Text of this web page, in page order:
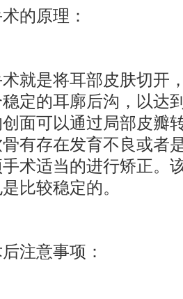
的原理：
是将耳部皮肤切开
定的耳廓后沟，以达
面可以通过局部皮瓣
有存在发育不良或者
术适当的进行矫正。
比较稳定的。
意事项：